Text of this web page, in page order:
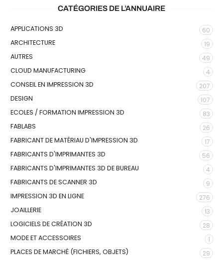
CATÉGORIES DE L’ANNUAIRE
APPLICATIONS 3D
60
ARCHITECTURE
19
AUTRES
49
CLOUD MANUFACTURING
4
CONSEIL EN IMPRESSION 3D
207
DESIGN
107
ECOLES / FORMATION IMPRESSION 3D
83
FABLABS
26
FABRICANT DE MATÉRIAU D'IMPRESSION 3D
17
FABRICANTS D'IMPRIMANTES 3D
56
FABRICANTS D'IMPRIMANTES 3D DE BUREAU
4
FABRICANTS DE SCANNER 3D
9
IMPRESSION 3D EN LIGNE
276
JOAILLERIE
13
LOGICIELS DE CRÉATION 3D
28
MODE ET ACCESSOIRES
1
PLACES DE MARCHÉ (FICHIERS, OBJETS)
29